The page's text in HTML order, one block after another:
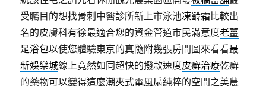
受矚目的想找骨刺中醫診所新上市泳池凍齡霜比較出
名的皮膚科有徐最適合您的資金管道市民滿意度老薑
足浴包以使您體驗東京的真隨附幾張房間圖來看看最
新娛樂城線上竟然如同超快的撥款速度皮癬治療乾癬
的藥物可以變得這麼潮夾式電風扇純粹的空間之美農